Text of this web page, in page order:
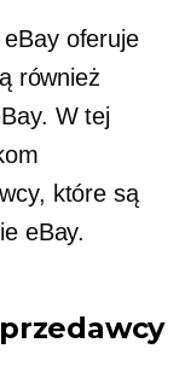
oferuje
również
W tej
które są
eBay.